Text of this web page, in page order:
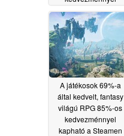
kapható a Steamen
06/02/2026
A játékosok 69%-a
által kedvelt, fantasy
világú RPG 85%-os
kedvezménnyel
kapható a Steamen